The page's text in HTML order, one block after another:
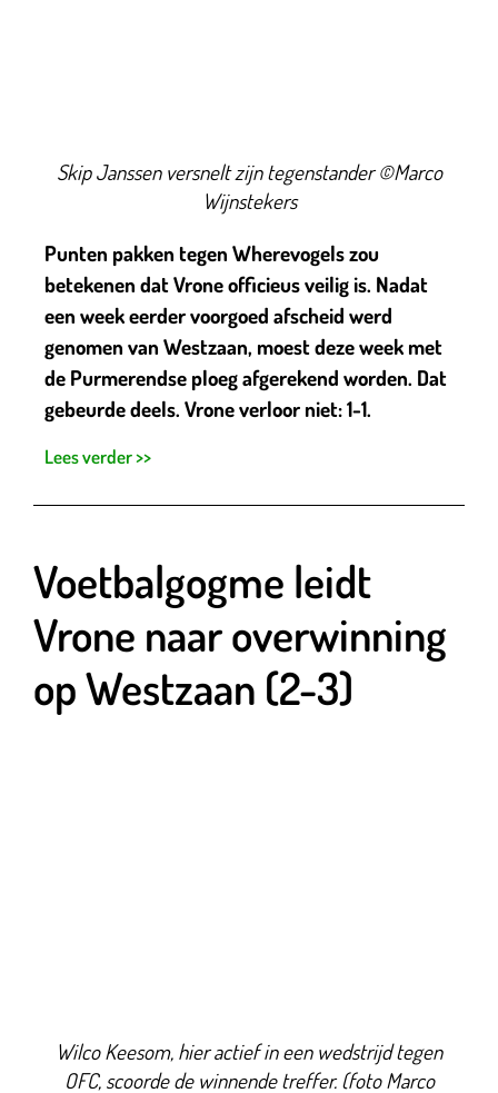
Skip Janssen versnelt zijn tegenstander ©Marco
Wijnstekers
Punten pakken tegen Wherevogels zou
betekenen dat Vrone officieus veilig is. Nadat
een week eerder voorgoed afscheid werd
genomen van Westzaan, moest deze week met
de Purmerendse ploeg afgerekend worden. Dat
gebeurde deels. Vrone verloor niet: 1-1.
Lees verder >>
Voetbalgogme leidt
Vrone naar overwinning
op Westzaan (2-3)
Wilco Keesom, hier actief in een wedstrijd tegen
OFC, scoorde de winnende treffer. (foto Marco